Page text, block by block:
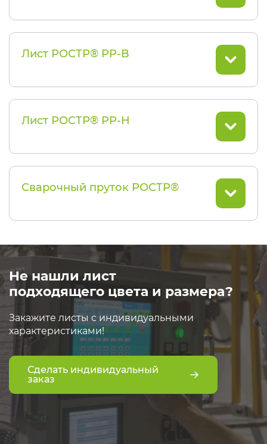
Лист РОСТР® PP-B
Лист РОСТР® PP-H
Сварочный пруток РОСТР®
Не нашли лист
подходящего цвета и размера?
Закажите листы с индивидуальными
характеристиками!
Сделать индивидуальный
заказ